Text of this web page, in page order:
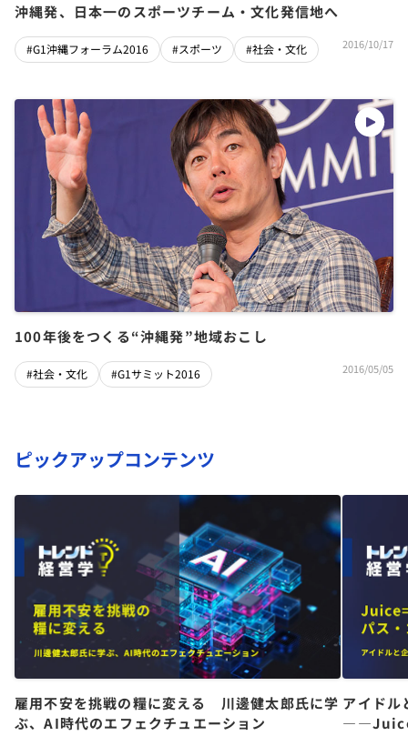
沖縄発、日本一のスポーツチーム・文化発信地へ
#G1沖縄フォーラム2016 #スポーツ #社会・文化 2016/10/17
100年後をつくる“沖縄発”地域おこし
#社会・文化 #G1サミット2016 2016/05/05
ピックアップコンテンツ
雇用不安を挑戦の糧に変える 川邊健太郎氏に学
ぶ、AI時代のエフェクチュエーション
アイドル